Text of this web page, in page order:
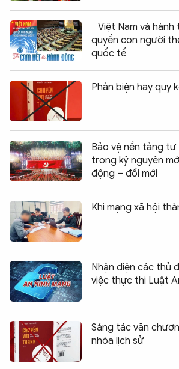
Việt Nam và
quyền con người
quốc tế
Phản biện hay quy
Bảo vệ nền tảng
trong kỷ nguyên
động – đổi mới
Khi mạng xã hội
Nhận diện các thủ
việc thực thi Luật
Sáng tác văn
nhòa lịch sử